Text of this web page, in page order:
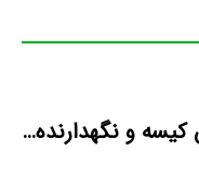
مرجع خريد و فروش كيسه و نگهدارنده نانو